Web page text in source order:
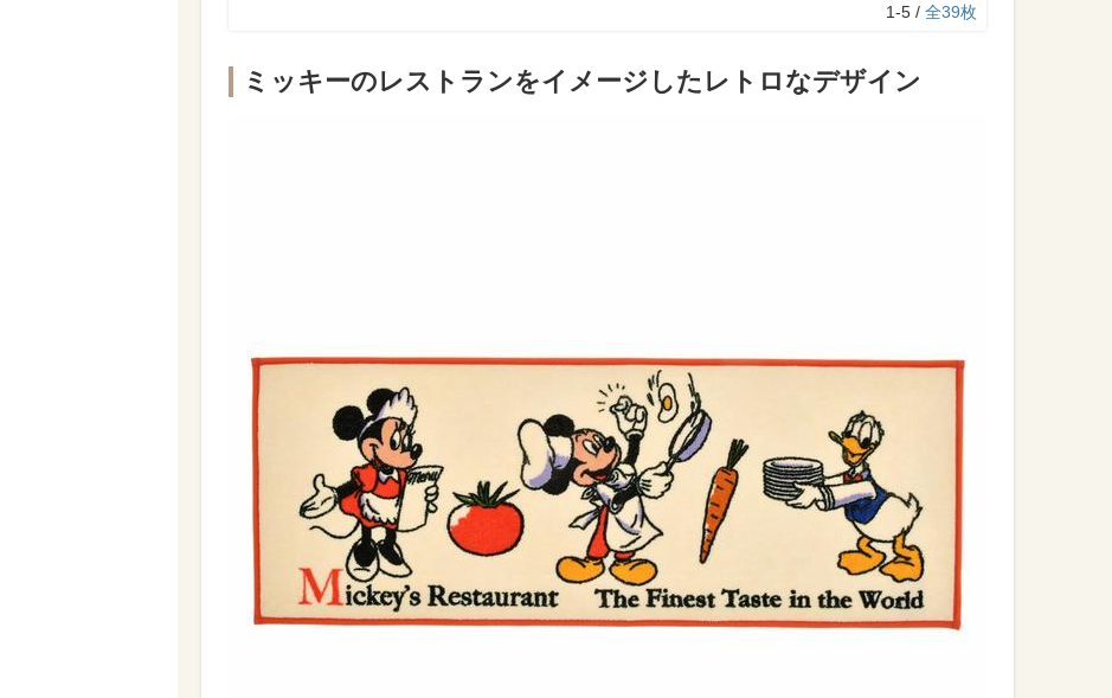
1-5 / 全39枚
ミッキーのレストランをイメージしたレトロなデザイン